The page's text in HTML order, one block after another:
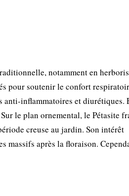
notamment en
pour soutenir le confort
anti-inflammatoires et diurétiques.
le plan ornemental, le Pétasite
creuse au jardin. Son intérêt
massifs après la floraison.